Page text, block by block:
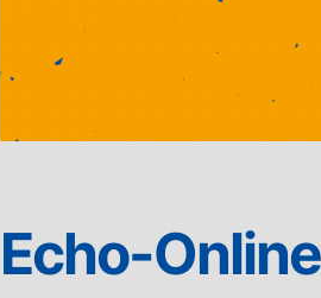
Echo-Online